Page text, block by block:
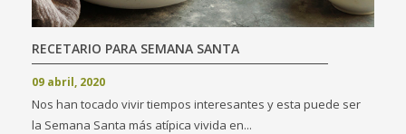
RECETARIO PARA SEMANA SANTA
09 abril, 2020
Nos han tocado vivir tiempos interesantes y esta puede ser
la Semana Santa más atípica vivida en...